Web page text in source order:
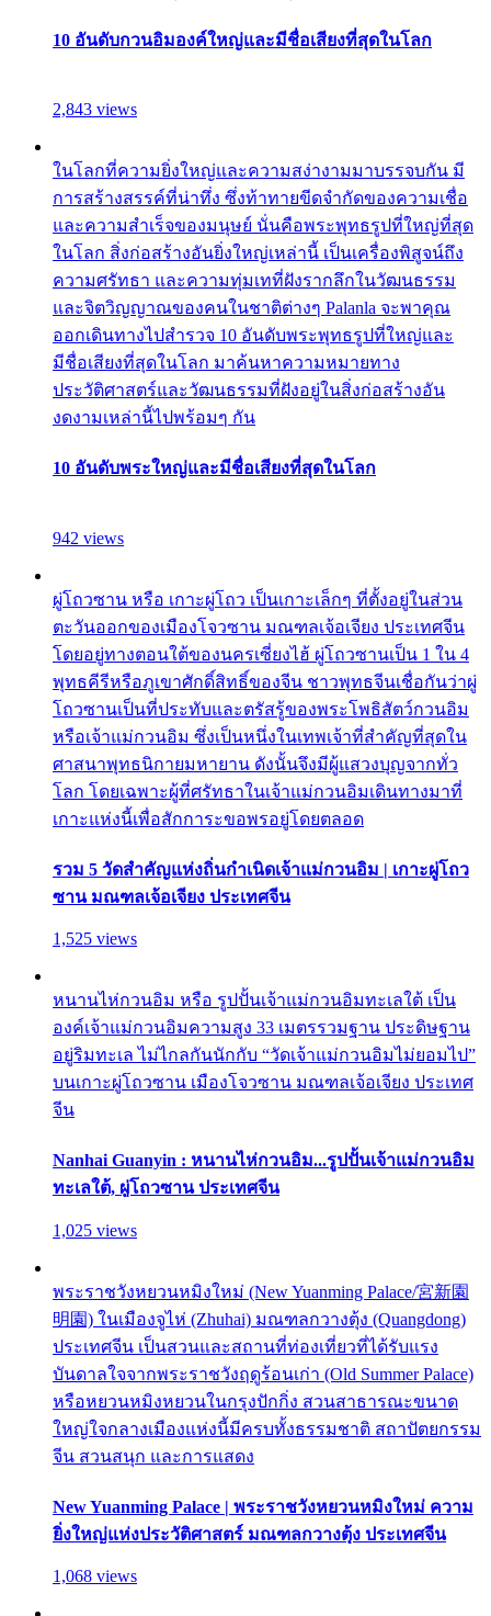
10 อันดับกวนอิมองค์ใหญ่และมีชื่อเสียงที่สุดในโลก
2,843 views
ในโลกที่ความยิ่งใหญ่และความสง่างามมาบรรจบกัน มี
การสร้างสรรค์ที่น่าทึ่ง ซึ่งท้าทายขีดจำกัดของความเชื่อ
และความสำเร็จของมนุษย์ นั่นคือพระพุทธรูปที่ใหญ่ที่สุด
ในโลก สิ่งก่อสร้างอันยิ่งใหญ่เหล่านี้ เป็นเครื่องพิสูจน์ถึง
ความศรัทธา และความทุ่มเทที่ฝังรากลึกในวัฒนธรรม
และจิตวิญญาณของคนในชาติต่างๆ Palanla จะพาคุณ
ออกเดินทางไปสำรวจ 10 อันดับพระพุทธรูปที่ใหญ่และ
มีชื่อเสียงที่สุดในโลก มาค้นหาความหมายทาง
ประวัติศาสตร์และวัฒนธรรมที่ฝังอยู่ในสิ่งก่อสร้างอัน
งดงามเหล่านี้ไปพร้อมๆ กัน
10 อันดับพระใหญ่และมีชื่อเสียงที่สุดในโลก
942 views
ผู่โถวซาน หรือ เกาะผู่โถว เป็นเกาะเล็กๆ ที่ตั้งอยู่ในส่วน
ตะวันออกของเมืองโจวซาน มณฑลเจ้อเจียง ประเทศจีน
โดยอยู่ทางตอนใต้ของนครเซี่ยงไฮ้ ผู่โถวซานเป็น 1 ใน 4
พุทธคีรีหรือภูเขาศักดิ์สิทธิ์ของจีน ชาวพุทธจีนเชื่อกันว่าผู่
โถวซานเป็นที่ประทับและตรัสรู้ของพระโพธิสัตว์กวนอิม
หรือเจ้าแม่กวนอิม ซึ่งเป็นหนึ่งในเทพเจ้าที่สำคัญที่สุดใน
ศาสนาพุทธนิกายมหายาน ดังนั้นจึงมีผู้แสวงบุญจากทั่ว
โลก โดยเฉพาะผู้ที่ศรัทธาในเจ้าแม่กวนอิมเดินทางมาที่
เกาะแห่งนี้เพื่อสักการะขอพรอยู่โดยตลอด
รวม 5 วัดสำคัญแห่งถิ่นกำเนิดเจ้าแม่กวนอิม | เกาะผู่โถว
ซาน มณฑลเจ้อเจียง ประเทศจีน
1,525 views
หนานไห่กวนอิม หรือ รูปปั้นเจ้าแม่กวนอิมทะเลใต้ เป็น
องค์เจ้าแม่กวนอิมความสูง 33 เมตรรวมฐาน ประดิษฐาน
อยู่ริมทะเล ไม่ไกลกันนักกับ “วัดเจ้าแม่กวนอิมไม่ยอมไป”
บนเกาะผู่โถวซาน เมืองโจวซาน มณฑลเจ้อเจียง ประเทศ
จีน
Nanhai Guanyin : หนานไห่กวนอิม...รูปปั้นเจ้าแม่กวนอิม
ทะเลใต้, ผู่โถวซาน ประเทศจีน
1,025 views
พระราชวังหยวนหมิงใหม่ (New Yuanming Palace/宮新園
明園) ในเมืองจูไห่ (Zhuhai) มณฑลกวางตุ้ง (Quangdong)
ประเทศจีน เป็นสวนและสถานที่ท่องเที่ยวที่ได้รับแรง
บันดาลใจจากพระราชวังฤดูร้อนเก่า (Old Summer Palace)
หรือหยวนหมิงหยวนในกรุงปักกิ่ง สวนสาธารณะขนาด
ใหญ่ใจกลางเมืองแห่งนี้มีครบทั้งธรรมชาติ สถาปัตยกรรม
จีน สวนสนุก และการแสดง
New Yuanming Palace | พระราชวังหยวนหมิงใหม่ ความ
ยิ่งใหญ่แห่งประวัติศาสตร์ มณฑลกวางตุ้ง ประเทศจีน
1,068 views